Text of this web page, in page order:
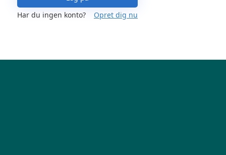
Har du ingen konto?
Opret dig nu